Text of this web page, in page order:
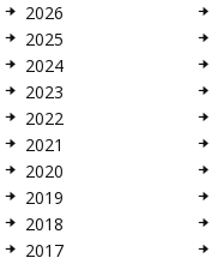
2026
2025
2024
2023
2022
2021
2020
2019
2018
2017